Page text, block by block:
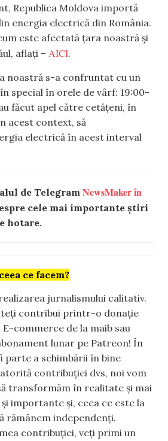
Republica Moldova importă
energia electrică din România.
este afectată țara noastră și
aflați – AICI.
noastră s-a confruntat cu un
special în orele de vârf: 19:00-
făcut apel către cetățeni, în
acest context, să
electrică în acest interval
de Telegram NewsMaker în
cele mai importante știri
hotare.
ce facem?
jurnalismului calitativ.
contribui printr-o donație
commerce de la maib sau
lunar pe Patreon! În
parte a schimbării în bine
contribuției dvs, noi vom
transformăm în realitate și mai
importante și, ceea ce este la
rămânem independenți.
contribuției, veți primi un